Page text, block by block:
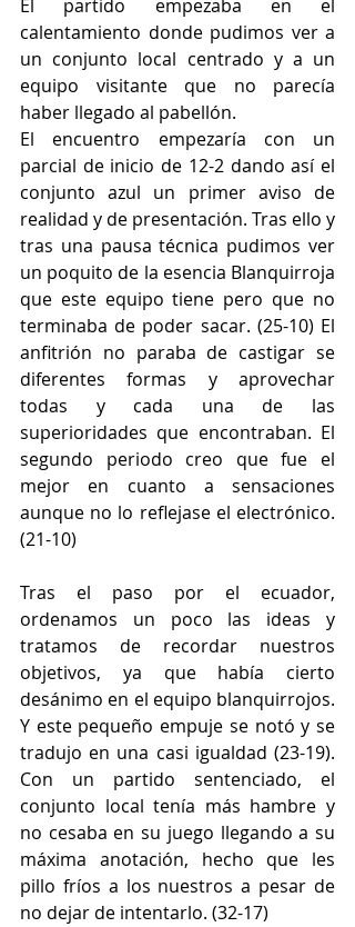
El partido empezaba en el
calentamiento donde pudimos ver a
un conjunto local centrado y a un
equipo visitante que no parecía
haber llegado al pabellón.
El encuentro empezaría con un
parcial de inicio de 12-2 dando así el
conjunto azul un primer aviso de
realidad y de presentación. Tras ello y
tras una pausa técnica pudimos ver
un poquito de la esencia Blanquirroja
que este equipo tiene pero que no
terminaba de poder sacar. (25-10) El
anfitrión no paraba de castigar se
diferentes formas y aprovechar
todas y cada una de las
superioridades que encontraban. El
segundo periodo creo que fue el
mejor en cuanto a sensaciones
aunque no lo reflejase el electrónico.
(21-10)
Tras el paso por el ecuador,
ordenamos un poco las ideas y
tratamos de recordar nuestros
objetivos, ya que había cierto
desánimo en el equipo blanquirrojos.
Y este pequeño empuje se notó y se
tradujo en una casi igualdad (23-19).
Con un partido sentenciado, el
conjunto local tenía más hambre y
no cesaba en su juego llegando a su
máxima anotación, hecho que les
pillo fríos a los nuestros a pesar de
no dejar de intentarlo. (32-17)